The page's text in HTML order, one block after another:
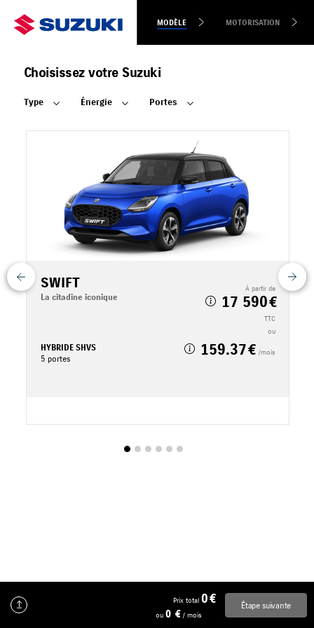
MODÈLE MOTORISATION
Choisissez votre Suzuki
Type Énergie Portes
SWIFT
La citadine iconique
À partir de
17 590
TTC
ou
HYBRIDE SHVS
5 portes
159.37 /mois
Prix total0
ou0 / mois
Étape suivante